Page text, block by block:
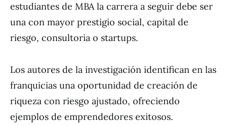
estudiantes de MBA la carrera a seguir debe ser
una con mayor prestigio social, capital de
riesgo, consultoria o startups.
Los autores de la investigación identifican en las
franquicias una oportunidad de creación de
riqueza con riesgo ajustado, ofreciendo
ejemplos de emprendedores exitosos.